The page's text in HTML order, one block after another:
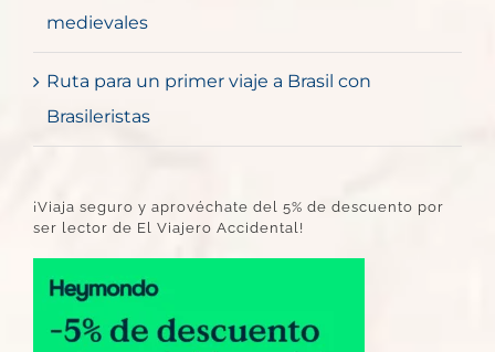
medievales
Ruta para un primer viaje a Brasil con
Brasileristas
¡Viaja seguro y aprovéchate del 5% de descuento por
ser lector de El Viajero Accidental!